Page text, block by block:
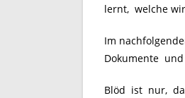
lernt, welche
Im
Dokumente
Blöd ist nur,